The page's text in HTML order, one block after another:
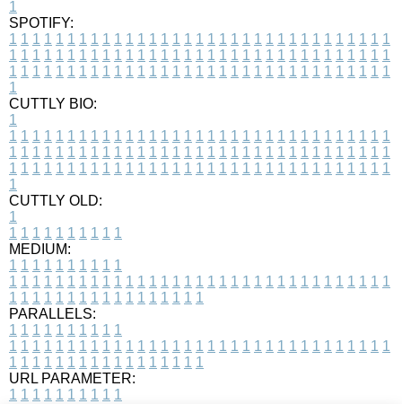
1
SPOTIFY:
1 1 1 1 1 1 1 1 1 1 1 1 1 1 1 1 1 1 1 1 1 1 1 1 1 1 1 1 1 1 1 1 1
1 1 1 1 1 1 1 1 1 1 1 1 1 1 1 1 1 1 1 1 1 1 1 1 1 1 1 1 1 1 1 1 1
1 1 1 1 1 1 1 1 1 1 1 1 1 1 1 1 1 1 1 1 1 1 1 1 1 1 1 1 1 1 1 1 1
1
CUTTLY BIO:
1
1 1 1 1 1 1 1 1 1 1 1 1 1 1 1 1 1 1 1 1 1 1 1 1 1 1 1 1 1 1 1 1 1
1 1 1 1 1 1 1 1 1 1 1 1 1 1 1 1 1 1 1 1 1 1 1 1 1 1 1 1 1 1 1 1 1
1 1 1 1 1 1 1 1 1 1 1 1 1 1 1 1 1 1 1 1 1 1 1 1 1 1 1 1 1 1 1 1 1
1
CUTTLY OLD:
1
1 1 1 1 1 1 1 1 1 1
MEDIUM:
1 1 1 1 1 1 1 1 1 1
1 1 1 1 1 1 1 1 1 1 1 1 1 1 1 1 1 1 1 1 1 1 1 1 1 1 1 1 1 1 1 1 1
1 1 1 1 1 1 1 1 1 1 1 1 1 1 1 1 1
PARALLELS:
1 1 1 1 1 1 1 1 1 1
1 1 1 1 1 1 1 1 1 1 1 1 1 1 1 1 1 1 1 1 1 1 1 1 1 1 1 1 1 1 1 1 1
1 1 1 1 1 1 1 1 1 1 1 1 1 1 1 1 1
URL PARAMETER:
1 1 1 1 1 1 1 1 1 1